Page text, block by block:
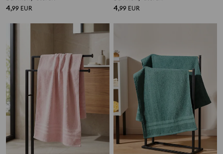
4,99 EUR 4,99 EUR